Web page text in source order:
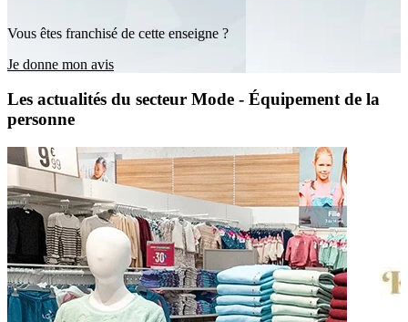
Vous êtes franchisé de cette enseigne ?
Je donne mon avis
Les actualités du secteur Mode - Équipement de la
personne